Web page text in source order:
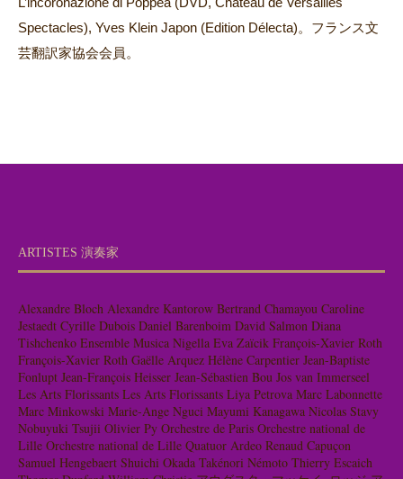
Spectacles), Yves Klein Japon (Edition Délecta)。フランス文
芸翻訳家協会会員。
ARTISTES 演奏家
Alexandre Bloch Alexandre Kantorow Bertrand Chamayou Caroline
Jestaedt Cyrille Dubois Daniel Barenboim David Salmon Diana
Tishchenko Ensemble Musica Nigella Eva Zaïcik François-Xavier Roth
François-Xavier Roth Gaëlle Arquez Hélène Carpentier Jean-Baptiste
Fonlupt Jean-François Heisser Jean-Sébastien Bou Jos van Immerseel
Les Arts Florissants Les Arts Florissants Liya Petrova Marc Labonnette
Marc Minkowski Marie-Ange Nguci Mayumi Kanagawa Nicolas Stavy
Nobuyuki Tsujii Olivier Py Orchestre de Paris Orchestre national de
Lille Orchestre national de Lille Quatuor Ardeo Renaud Capuçon
Samuel Hengebaert Shuichi Okada Takénori Némoto Thierry Escaich